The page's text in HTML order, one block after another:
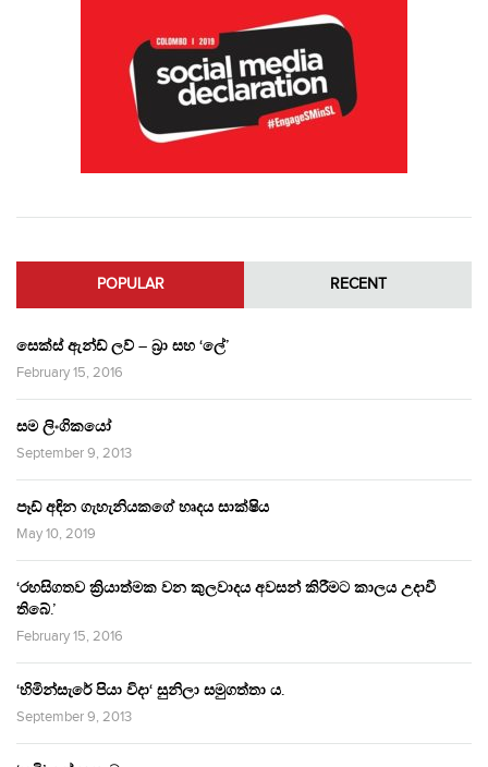
POPULAR RECENT
සෙක්ස් ඇන්ඩ් ලව් – බ්‍රා සහ ‘ලේ’
February 15, 2016
සම ලිංගිකයෝ
September 9, 2013
පෑඩ් අඳින ගැහැනියකගේ හෘදය සාක්ෂිය
May 10, 2019
‘රහසිගතව ක්‍රියාත්මක වන කුලවාදය අවසන් කිරීමට කාලය උදාවී
තිබේ.’
February 15, 2016
‘හිමින්සැරේ පියා විදා‘ සුනිලා සමුගත්තා ය.
September 9, 2013